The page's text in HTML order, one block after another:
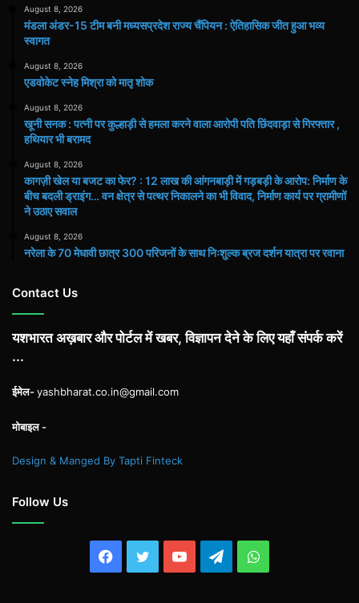
August 8, 2026
मंडला अंडर-15 टीम बनी मध्यसप्रदेश राज्य चैंपियन : ऐतिहासिक जीत हुआ भव्य
स्वागत
August 8, 2026
एडवोकेट स्नेह मिश्रा को मातृ शोक
August 8, 2026
खूनी सनक : पत्नी पर कुल्हाड़ी से हमला करने वाला आरोपी पति छिंदवाड़ा से गिरफ्तार ,
हथियार भी बरामद
August 8, 2026
कागज़ी खेल या बजट का फेर? : 12 लाख की आंगनबाड़ी में गड़बड़ी के आरोप: निर्माण के
बीच बदली ड्राइंग… वन क्षेत्र से पत्थर निकालने का भी विवाद, निर्माण कार्य पर ग्रामीणों
ने उठाए सवाल
August 8, 2026
नरेला के 70 मेधावी छात्र 300 परिजनों के साथ निःशुल्क ब्रज दर्शन यात्रा पर रवाना
Contact Us
यशभारत अख़बार और पोर्टल में खबर, विज्ञापन देने के लिए यहाँ संपर्क करें
...
ईमेल-yashbharat.co.in@gmail.com
मोबाइल -
Design & Manged By Tapti Finteck
Follow Us
Facebook
TwitterYouTubeTelegramWhatsApp